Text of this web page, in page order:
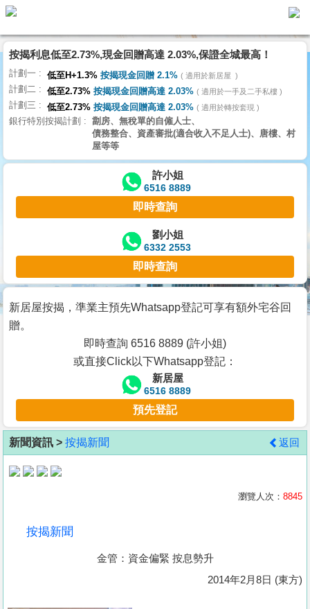
代
理
主
頁
搵
樓/
交
業
主
宅
谷
按
客
地
產
按揭利息低至2.73%,現金回贈高達 2.03%,保證全城最高！
計劃一 低至H+1.3% 按揭現金回贈 2.1% 適用於新居屋
計劃二 低至2.73% 按揭現金回贈高達 2.03% 適用於一手及二手私樓
計劃三 低至2.73% 按揭現金回贈高達 2.03% 適用於轉按套現
銀行特別按揭計劃
劏房、無稅單的自僱人士、
債務整合、資產審批(適合收入不足人士)、唐樓、村
屋等等
許小姐
6516 8889
即時查詢
劉小姐
6332 2553
即時查詢
新居屋按揭，準業主預先Whatsapp登記可享有額外宅谷回
贈。
即時查詢 6516 8889 (許小姐)
或直接Click以下Whatsapp登記：
新居屋
6516 8889
預先登記
新聞資訊 > 按揭新聞 返回
瀏覽人次： 8845
按揭新聞
金管：資金偏緊 按息勢升
2014年2月8日 (東方)